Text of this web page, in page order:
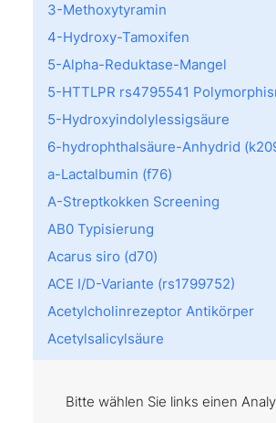
3-Methoxytyramin
4-Hydroxy-Tamoxifen
5-Alpha-Reduktase-Mangel
5-HTTLPR rs4795541
5-Hydroxyindolylessigsäure
6-hydrophthalsäure-Anhydrid
a-Lactalbumin (f76)
A-Streptkokken Screening
AB0 Typisierung
Acarus siro (d70)
ACE I/D-Variante (rs1799752)
Acetylcholinrezeptor Antikörper
Acetylsalicylsäure
Acremonium kiliense (m202)
Bitte wählen Sie links einen